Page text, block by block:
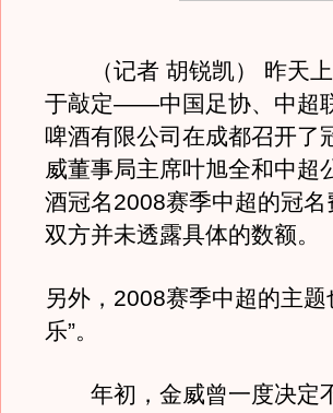
（记者 胡锐凯） 昨天上
于敲定——中国足协、中超
啤酒有限公司在成都召开了
威董事局主席叶旭全和中超
酒冠名2008赛季中超的冠
双方并未透露具体的数额。
另外，2008赛季中超的主
乐”。
年初，金威曾一度决定